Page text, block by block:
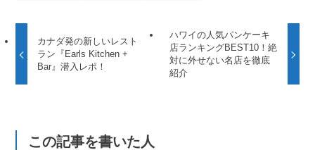
カナダ発の新しいレスト
ラン『Earls Kitchen +
Bar』潜入レポ！
ハワイの人気パンケーキ
店ランキングBEST10！絶
対に外せない名店を徹底
紹介
この記事を書いた人